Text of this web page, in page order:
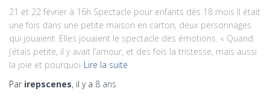
21 et 22 février à 16h Spectacle pour enfants dès 18 mois Il était
une fois dans une petite maison en carton, deux personnages
qui jouaient. Elles jouaient le spectacle des émotions. « Quand
j’étais petite, il y avait l’amour, et des fois la tristesse, mais aussi
la joie et pourquoi Lire la suite
Par irepscenes, il y a 8 ans